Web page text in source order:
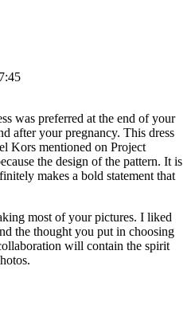
7:45
was preferred at the end of your
after your pregnancy. This dress
Kors mentioned on Project
the design of the pattern. It is
makes a bold statement that
most of your pictures. I liked
the thought you put in choosing
will contain the spirit